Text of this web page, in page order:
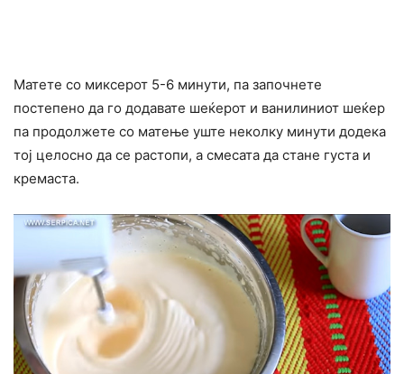
Матете со миксерот 5-6 минути, па започнете
постепено да го додавате шеќерот и ванилиниот шеќер
па продолжете со матење уште неколку минути додека
тој целосно да се растопи, а смесата да стане густа и
кремаста.